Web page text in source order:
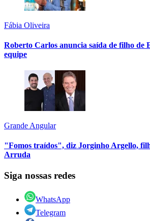
Fábia Oliveira
Roberto Carlos anuncia saída de filho de
equipe
Grande Angular
"Fomos traídos", diz Jorginho Argello,
Arruda
Siga nossas redes
WhatsApp
Telegram